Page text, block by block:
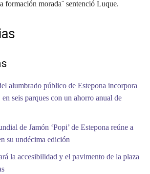
formación morada¨ sentenció Luque.
alumbrado público de Estepona incorpora
seis parques con un ahorro anual de
de Jamón ‘Popi’ de Estepona reúne a
su undécima edición
la accesibilidad y el pavimento de la plaza